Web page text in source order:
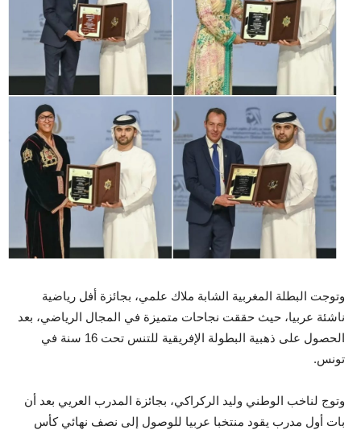
وتوجت البطلة المغربية الشابة ملاك علمي، بجائزة أفل رياضية
ناشئة عربيا، حيث حققت نجاحات متميزة في المجال الرياضي، بعد
الحصول على ذهبية البطولة الإفريقية للتنس تحت 16 سنة في
تونس.
وتوج لناخب الوطني وليد الركراكي، بجائزة المدرب العريي بعد أن
بات أول مدرب يقود منتخبا عربيا للوصول إلى نصف نهائي كأس